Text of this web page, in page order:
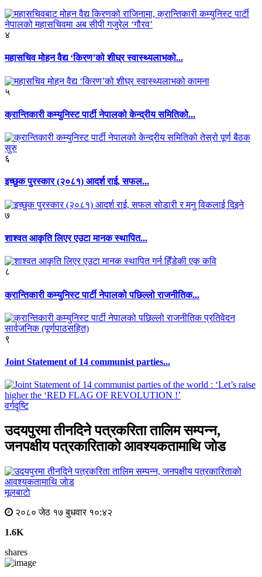
४
महासचिव मोहन वैद्य ‘किरण’को शीघ्र स्वास्थ्यलाभको...
५
क्रान्तिकारी कम्युनिस्ट पार्टी नेपालको केन्द्रीय समितिको...
६
इच्छुक पुरस्कार (२०८१) आदर्श राई, सफल...
७
शाश्वत आकृति लिएर एउटा मानक स्थापित...
८
क्रान्तिकारी कम्युनिस्ट पार्टी नेपालको पछिल्लो राजनीतिक...
९
Joint Statement of 14 communist parties...
वर्गदृष्टि
उदयपुरमा तीनदिने पत्रकरिता तालिम सम्पन्न,
जनपक्षीय पत्रकारिताकाे आवश्यकतामाथि जाेड
मूलबाटाे
२०८० जेठ १७ बुधवार १०:४२
1.6K
shares